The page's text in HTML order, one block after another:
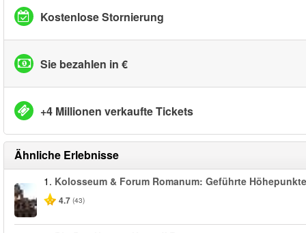
Kostenlose Stornierung
Sie bezahlen in €
+4 Millionen verkaufte Tickets
Ähnliche Erlebnisse
1. Kolosseum & Forum Romanum: Geführte Höhepunkte
4.7 (43)